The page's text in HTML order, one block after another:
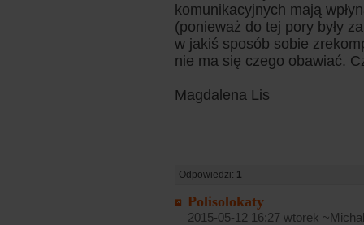
komunikacyjnych mają
(ponieważ do tej pory były
w jakiś sposób sobie
nie ma się czego obawiać.
Magdalena Lis
Odpowiedzi: 1
Polisolokaty
2015-05-12 16:27 wtorek